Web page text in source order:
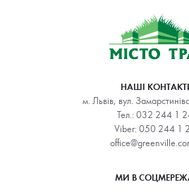
НАШІ
м. Львів, вул.
Тел.: 032 244 1
Viber: 050 244 1
МИ В